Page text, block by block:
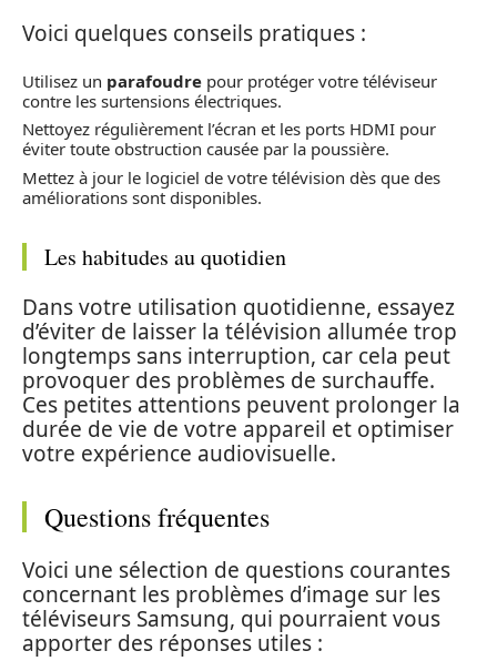
Voici quelques conseils pratiques :
Utilisez un parafoudre pour protéger votre téléviseur
contre les surtensions électriques.
Nettoyez régulièrement l’écran et les ports HDMI pour
éviter toute obstruction causée par la poussière.
Mettez à jour le logiciel de votre télévision dès que des
améliorations sont disponibles.
Les habitudes au quotidien
Dans votre utilisation quotidienne, essayez
d’éviter de laisser la télévision allumée trop
longtemps sans interruption, car cela peut
provoquer des problèmes de surchauffe.
Ces petites attentions peuvent prolonger la
durée de vie de votre appareil et optimiser
votre expérience audiovisuelle.
Questions fréquentes
Voici une sélection de questions courantes
concernant les problèmes d’image sur les
téléviseurs Samsung, qui pourraient vous
apporter des réponses utiles :